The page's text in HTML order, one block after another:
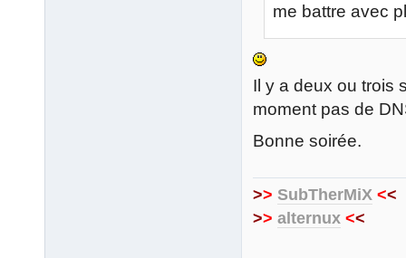
me battre avec
Il y a deux ou trois
moment pas de
Bonne soirée.
>> SubTherMiX <<
>> alternux <<